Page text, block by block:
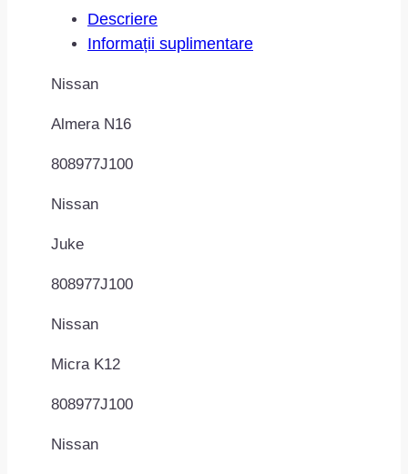
Descriere
Informații suplimentare
Nissan
Almera N16
808977J100
Nissan
Juke
808977J100
Nissan
Micra K12
808977J100
Nissan